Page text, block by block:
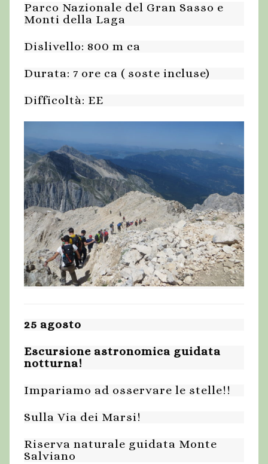
Parco Nazionale del Gran Sasso e
Monti della Laga
Dislivello: 800 m ca
Durata: 7 ore ca ( soste incluse)
Difficoltà: EE
25 agosto
Escursione astronomica guidata
notturna!
Impariamo ad osservare le stelle!!
Sulla Via dei Marsi!
Riserva naturale guidata Monte
Salviano